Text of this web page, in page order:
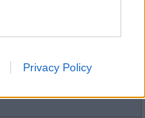
Privacy Policy